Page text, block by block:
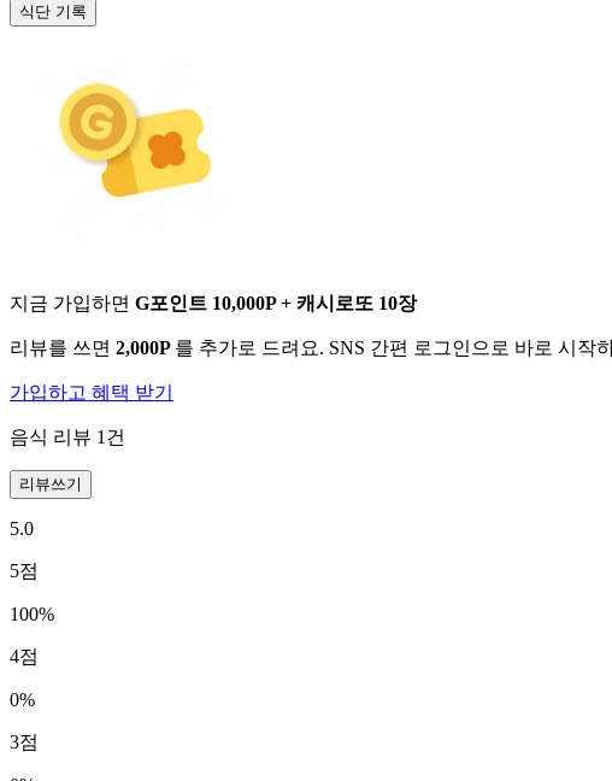
식단 기록
지금 가입하면 G포인트 10,000P + 캐시로또 10장
리뷰를 쓰면 2,000P 를 추가로 드려요. SNS 간편 로그인으로 바로 시작
가입하고 혜택 받기
음식 리뷰 1 건
리뷰쓰기
5.0
5점
100%
4점
0%
3점